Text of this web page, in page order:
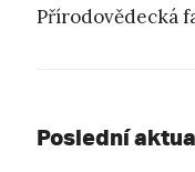
Přírodovědecká
Poslední